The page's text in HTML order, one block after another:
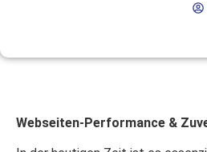
Webseiten-Performance &